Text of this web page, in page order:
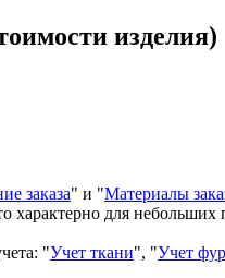
изделия)
заказа" и "Материалы
для
"Учет ткани", "Учет